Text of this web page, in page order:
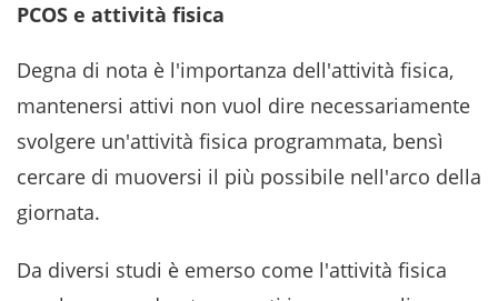
PCOS e attività fisica
Degna di nota è l'importanza dell'attività fisica,
mantenersi attivi non vuol dire necessariamente
svolgere un'attività fisica programmata, bensì
cercare di muoversi il più possibile nell'arco della
giornata.
Da diversi studi è emerso come l'attività fisica